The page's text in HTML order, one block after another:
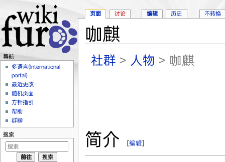
咖麒
社群 > 人物 > 咖麒
简介 [编辑]
页面 讨论 编辑 历史 不转换
导航
多语言(International
portal)
最近更改
随机页面
方针指引
帮助
群聊
搜索